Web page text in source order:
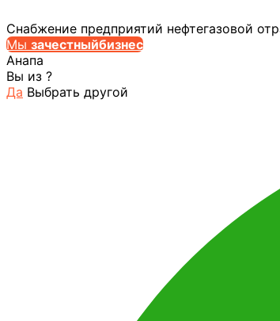
Снабжение предприятий нефтегазовой
Мы зачестныйбизнес
Анапа
Вы из ?
Да Выбрать другой